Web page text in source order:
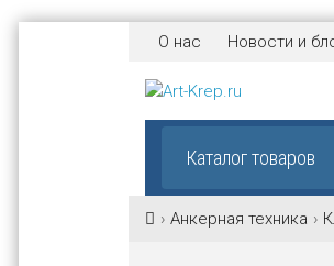
О нас Новости и
Каталог товаров
Анкерная техника